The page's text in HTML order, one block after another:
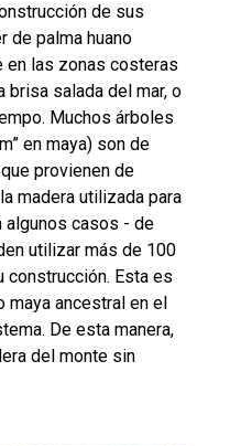
de sus
de palma huano
en las zonas costeras
salada del mar, o
Muchos árboles
en maya) son de
provienen de
madera utilizada para
algunos casos - de
utilizar más de 100
construcción. Esta es
ancestral en el
De esta manera,
del monte sin